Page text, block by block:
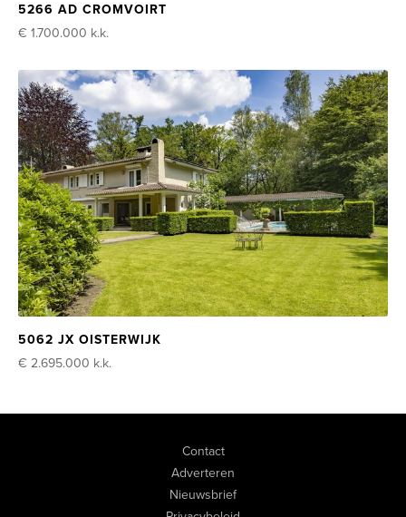
5266 AD CROMVOIRT
€ 1.700.000 k.k.
5062 JX OISTERWIJK
€ 2.695.000 k.k.
Contact
Adverteren
Nieuwsbrief